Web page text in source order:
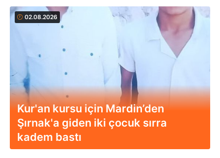
02.08.2026
Kur'an kursu için Mardin’den
Şırnak'a giden iki çocuk sırra
kadem bastı